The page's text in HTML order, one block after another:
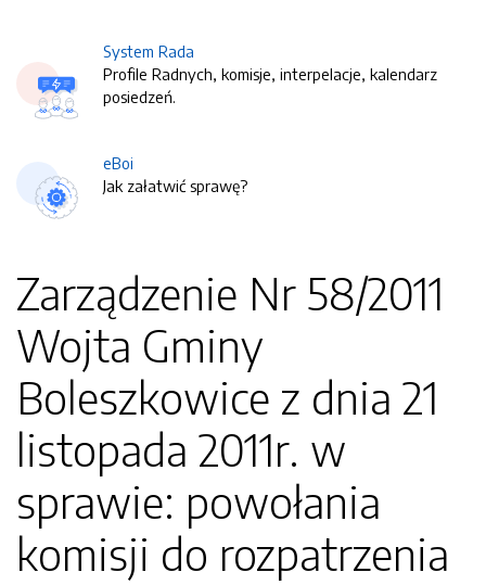
System Rada
Profile Radnych, komisje, interpelacje, kalendarz
posiedzeń.
eBoi
Jak załatwić sprawę?
Zarządzenie Nr 58/2011
Wojta Gminy
Boleszkowice z dnia 21
listopada 2011r. w
sprawie: powołania
komisji do rozpatrzenia